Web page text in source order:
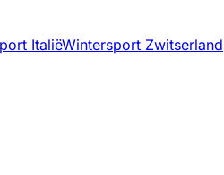
ItaliëWintersport Zwitserland